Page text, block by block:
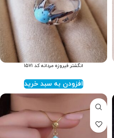
انگشتر فیروزه مردانه کد ۱۵۷۱
افزودن به سبد خرید